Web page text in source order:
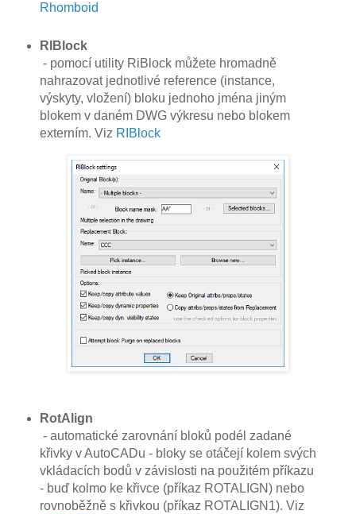
Rhomboid
RIBlock
- pomocí utility RiBlock můžete hromadně
nahrazovat jednotlivé reference (instance,
výskyty, vložení) bloku jednoho jména jiným
blokem v daném DWG výkresu nebo blokem
externím. Viz RIBlock
RotAlign
- automatické zarovnání bloků podél zadané
křivky v AutoCADu - bloky se otáčejí kolem svých
vkládacích bodů v závislosti na použitém příkazu
- buď kolmo ke křivce (příkaz ROTALIGN) nebo
rovnoběžně s křivkou (příkaz ROTALIGN1). Viz